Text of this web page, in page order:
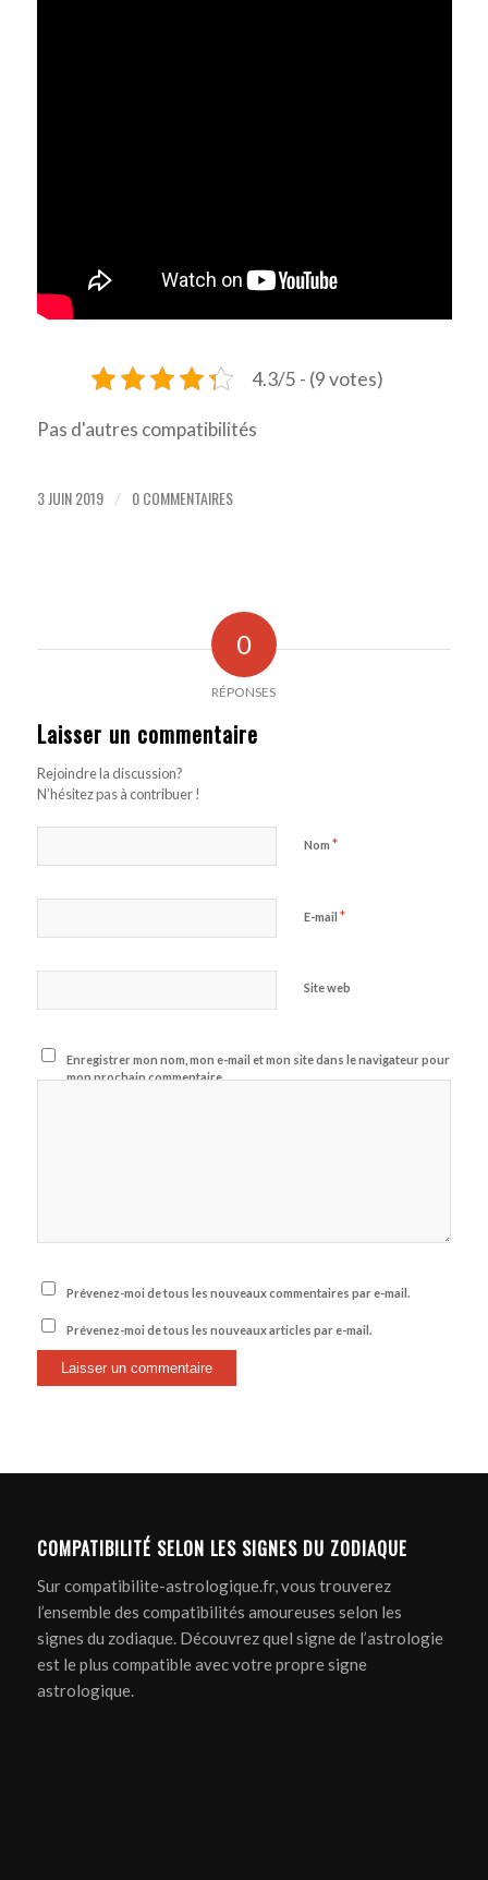
4.3/5 - (9 votes)
Pas d'autres compatibilités
3 JUIN 2019 / 0 COMMENTAIRES
0
RÉPONSES
Laisser un commentaire
Rejoindre la discussion?
N’hésitez pas à contribuer !
Nom *
E-mail *
Site web
Enregistrer mon nom, mon e-mail et mon site dans le navigateur pour
mon prochain commentaire.
Prévenez-moi de tous les nouveaux commentaires par e-mail.
Prévenez-moi de tous les nouveaux articles par e-mail.
COMPATIBILITÉ SELON LES SIGNES DU ZODIAQUE
Sur compatibilite-astrologique.fr, vous trouverez
l’ensemble des compatibilités amoureuses selon les
signes du zodiaque. Découvrez quel signe de l’astrologie
est le plus compatible avec votre propre signe
astrologique.